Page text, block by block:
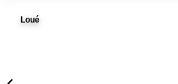
Loué